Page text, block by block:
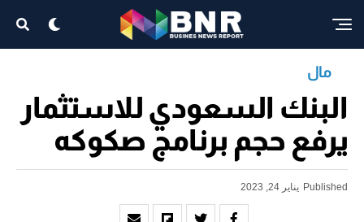
مال
البنك السعودي للاستثمار
يرفع حجم برنامج صكوكه
Published يناير 24, 2023